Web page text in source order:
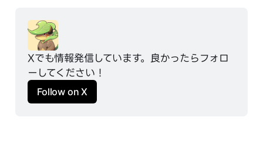
Xでも情報発信しています。良かったらフォロ
ーしてください！
Follow on X